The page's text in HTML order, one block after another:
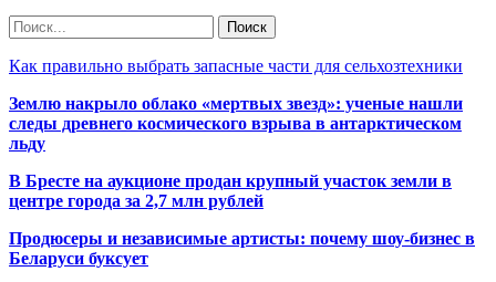
Как правильно выбрать запасные части для сельхозтехники
Землю накрыло облако «мертвых звезд»: ученые нашли
следы древнего космического взрыва в антарктическом
льду
В Бресте на аукционе продан крупный участок земли в
центре города за 2,7 млн рублей
Продюсеры и независимые артисты: почему шоу-бизнес в
Беларуси буксует